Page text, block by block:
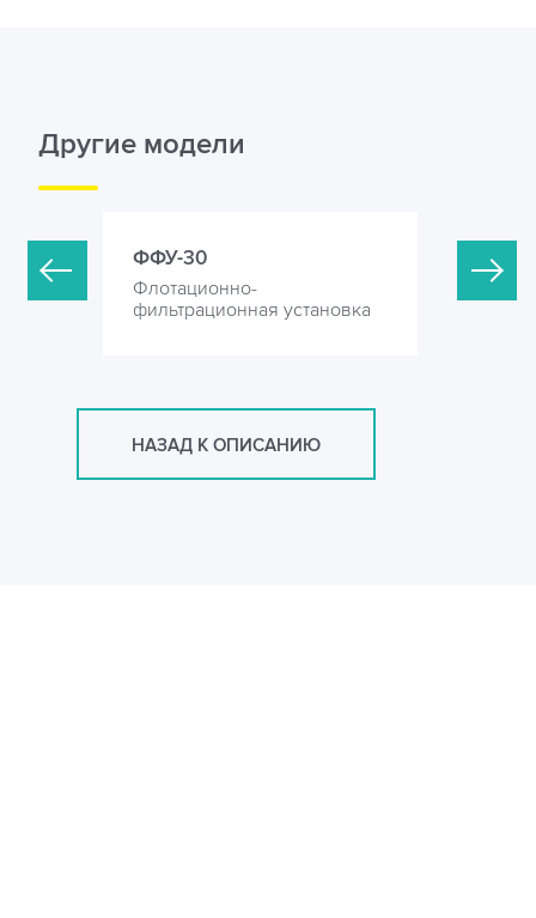
Другие модели
ФФУ-30
Флотационно-
фильтрационная установка
ФФУ-50
НАЗАД К ОПИСАНИЮ